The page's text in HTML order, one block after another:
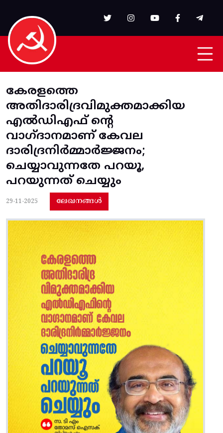
കേരളത്തെ
അതിദാരിദ്രവിമുക്തമാക്കിയ
എൽഡിഎഫ് ന്റെ
വാഗ്ദാനമാണ് കേവല
ദാരിദ്രനിർമ്മാർജ്ജനം;
ചെയ്യാവുന്നതേ പറയൂ,
പറയുന്നത് ചെയ്യും
29-11-2025 ലേഖനങ്ങൾ